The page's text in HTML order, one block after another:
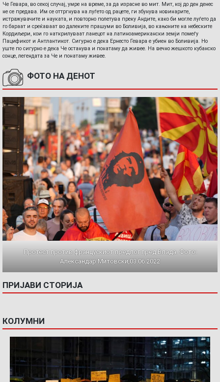
Че Гевара, во секој случај, умре на време, за да израсне во мит. Мит, кој до ден денес
не се предава. Им се оттргнува на луѓето од рацете, ги збунува новинарите,
истражувачите и науката, и повторно полетува преку Андите, како би могле луѓето да
го бараат и среќаваат во далеките прашуми во Боливија, во кањоните на небеските
Кордиљери, кои го наткрилуваат ланецот на латиноамерикански земји помеѓу
Пацификот и Антлантикот. Сигурно е дека Ернесто Гевара е убиен во Боливија. Но
уште по сигурно е дека Че останува и понатаму да живее. На вечно жешкото кубанско
сонце, легендата за Че и понатаму живее.
ФОТО НА ДЕНОТ
Протест против францускиот предлог пред Влада. Фото:
Александар Митовски,03.06.2022
ПРИЈАВИ СТОРИЈА
КОЛУМНИ